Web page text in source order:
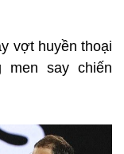
vợt huyền thoại
men say chiến